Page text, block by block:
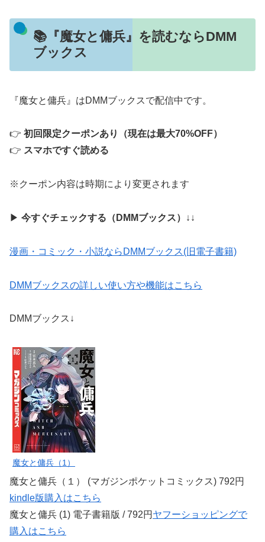
📚『魔女と傭兵』を読むならDMM
ブックス
『魔女と傭兵』はDMMブックスで配信中です。
👉 初回限定クーポンあり（現在は最大70%OFF）
👉 スマホですぐ読める
※クーポン内容は時期により変更されます
▶ 今すぐチェックする（DMMブックス） ↓↓
漫画・コミック・小説ならDMMブックス(旧電子書籍)
DMMブックスの詳しい使い方や機能はこちら
DMMブックス↓
魔女と傭兵（1）
魔女と傭兵（１） (マガジンポケットコミックス) 792円
kindle版購入はこちら
魔女と傭兵 (1) 電子書籍版 / 792円 ヤフーショッピングで
購入はこちら